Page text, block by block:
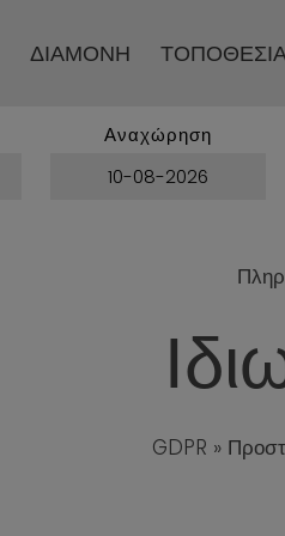
ΔΙΑΜΟΝΉ
Αναχώρηση
GDPR »